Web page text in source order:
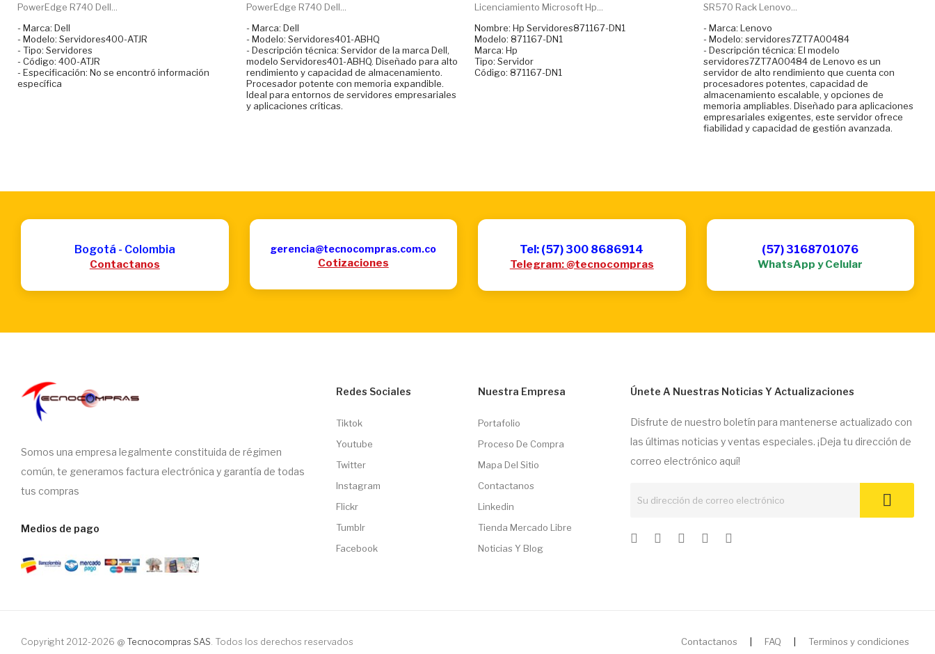
PowerEdge R740 Dell...
- Marca: Dell
- Modelo: Servidores400-ATJR
- Tipo: Servidores
- Código: 400-ATJR
- Especificación: No se encontró información
específica
PowerEdge R740 Dell...
- Marca: Dell
- Modelo: Servidores401-ABHQ
- Descripción técnica: Servidor de la marca Dell,
modelo Servidores401-ABHQ. Diseñado para alto
rendimiento y capacidad de almacenamiento.
Procesador potente con memoria expandible.
Ideal para entornos de servidores empresariales
y aplicaciones críticas.
Licenciamiento Microsoft Hp...
Nombre: Hp Servidores871167-DN1
Modelo: 871167-DN1
Marca: Hp
Tipo: Servidor
Código: 871167-DN1
SR570 Rack Lenovo...
- Marca: Lenovo
- Modelo: servidores7ZT7A00484
- Descripción técnica: El modelo
servidores7ZT7A00484 de Lenovo es un
servidor de alto rendimiento que cuenta con
procesadores potentes, capacidad de
almacenamiento escalable, y opciones de
memoria ampliables. Diseñado para aplicaciones
empresariales exigentes, este servidor ofrece
fiabilidad y capacidad de gestión avanzada.
Bogotá - Colombia
Contactanos
gerencia@tecnocompras.com.co
Cotizaciones
Tel: (57) 300 8686914
Telegram: @tecnocompras
(57) 3168701076
WhatsApp y Celular
Somos una empresa legalmente constituida de régimen
común, te generamos factura electrónica y garantía de todas
tus compras
Medios de pago
Redes Sociales
Tiktok
Youtube
Twitter
Instagram
Flickr
Tumblr
Facebook
Nuestra Empresa
Portafolio
Proceso De Compra
Mapa Del Sitio
Contactanos
Linkedin
Tienda Mercado Libre
Noticias Y Blog
Únete A Nuestras Noticias Y Actualizaciones
Disfrute de nuestro boletín para mantenerse actualizado con
las últimas noticias y ventas especiales. ¡Deja tu dirección de
correo electrónico aquí!
Copyright 2012-2026 @ Tecnocompras SAS . Todos los derechos reservados Contactanos FAQ Terminos y condiciones